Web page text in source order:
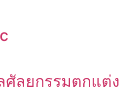
ศัลยกรรมตกแต่ง